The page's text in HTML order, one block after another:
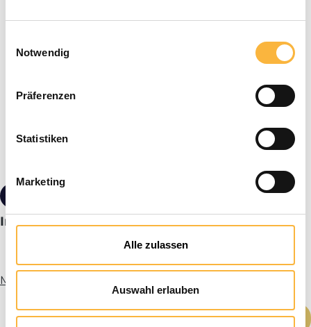
Notwendig
Präferenzen
Statistiken
Marketing
Alle zulassen
Auswahl erlauben
Imgut® Futtereimer 2 l
Mehr Infos
Produkt Anzahl: Gib den gewünschten
In den Warenkorb